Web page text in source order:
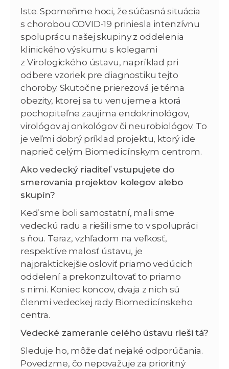
Iste. Spomeňme hoci, že súčasná situácia
s chorobou COVID-19 priniesla intenzívnu
spoluprácu našej skupiny z oddelenia
klinického výskumu s kolegami
z Virologického ústavu, napríklad pri
odbere vzoriek pre diagnostiku tejto
choroby. Skutočne prierezová je téma
obezity, ktorej sa tu venujeme a ktorá
pochopiteľne zaujíma endokrinológov,
virológov aj onkológov či neurobiológov. To
je veľmi dobrý príklad projektu, ktorý ide
naprieč celým Biomedicínskym centrom.
Ako vedecký riaditeľ vstupujete do
smerovania projektov kolegov alebo
skupín?
Keď sme boli samostatní, mali sme
vedeckú radu a riešili sme to v spolupráci
s ňou. Teraz, vzhľadom na veľkosť,
respektíve malosť ústavu, je
najpraktickejšie osloviť priamo vedúcich
oddelení a prekonzultovať to priamo
s nimi. Koniec koncov, dvaja z nich sú
členmi vedeckej rady Biomedicínskeho
centra.
Vedecké zameranie celého ústavu rieši tá?
Sleduje ho, môže dať nejaké odporúčania.
Povedzme, čo nepovažuje za prioritný